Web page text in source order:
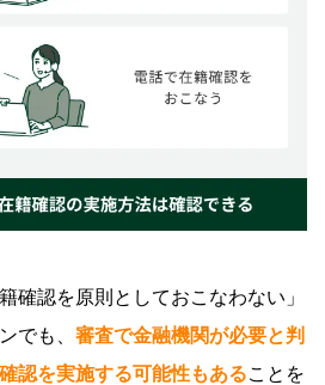
確認を原則としておこなわない」
でも、 審査で金融機関が必要と判
認を実施する可能性もあることを